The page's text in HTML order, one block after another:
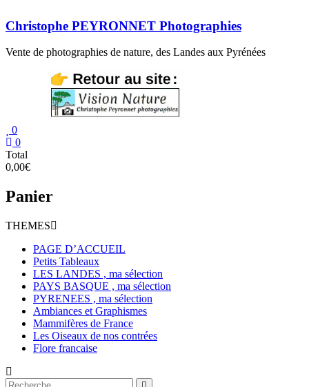
au
contenu
Christophe PEYRONNET Photographies
Vente de photographies de nature, des Landes aux Pyrénées
0
0
Total
0,00€
Panier
THEMES
PAGE D’ACCUEIL
Petits Tableaux
LES LANDES , ma sélection
PAYS BASQUE , ma sélection
PYRENEES , ma sélection
Ambiances et Graphismes
Mammifères de France
Les Oiseaux de nos contrées
Flore francaise